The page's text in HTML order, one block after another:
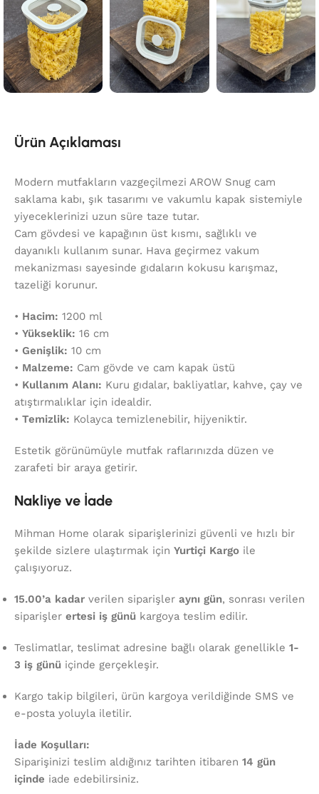
Ürün Açıklaması
Modern mutfakların vazgeçilmezi AROW Snug cam
saklama kabı, şık tasarımı ve vakumlu kapak sistemiyle
yiyeceklerinizi uzun süre taze tutar.
Cam gövdesi ve kapağının üst kısmı, sağlıklı ve
dayanıklı kullanım sunar. Hava geçirmez vakum
mekanizması sayesinde gıdaların kokusu karışmaz,
tazeliği korunur.
• Hacim: 1200 ml
• Yükseklik: 16 cm
• Genişlik: 10 cm
• Malzeme: Cam gövde ve cam kapak üstü
• Kullanım Alanı: Kuru gıdalar, bakliyatlar, kahve, çay ve
atıştırmalıklar için idealdir.
• Temizlik: Kolayca temizlenebilir, hijyeniktir.
Estetik görünümüyle mutfak raflarınızda düzen ve
zarafeti bir araya getirir.
Nakliye ve İade
Mihman Home olarak siparişlerinizi güvenli ve hızlı bir
şekilde sizlere ulaştırmak için Yurtiçi Kargo ile
çalışıyoruz.
15.00’a kadar verilen siparişler aynı gün, sonrası verilen
siparişler ertesi iş günü kargoya teslim edilir.
Teslimatlar, teslimat adresine bağlı olarak genellikle 1-
3 iş günü içinde gerçekleşir.
Kargo takip bilgileri, ürün kargoya verildiğinde SMS ve
e-posta yoluyla iletilir.
İade Koşulları:
Siparişinizi teslim aldığınız tarihten itibaren 14 gün
içinde iade edebilirsiniz.